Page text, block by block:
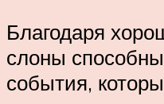
Благодаря
слоны
события,